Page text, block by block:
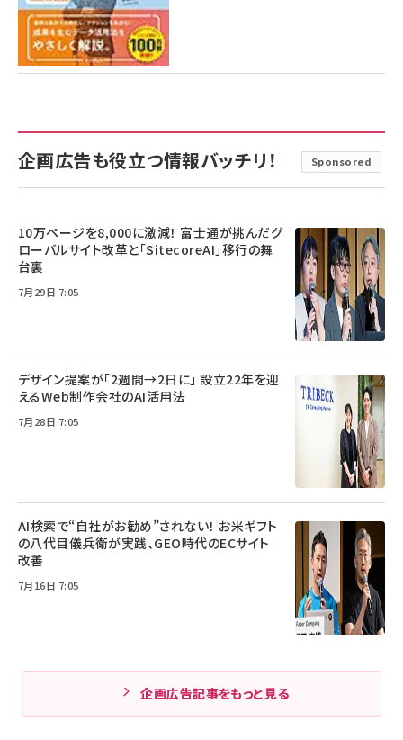
企画広告も役立つ情報バッチリ！ Sponsored
10万ページを8,000に激減！ 富士通が挑んだグ
ローバルサイト改革と「SitecoreAI」移行の舞
台裏
7月29日 7:05
デザイン提案が「2週間→2日に」 設立22年を迎
えるWeb制作会社のAI活用法
7月28日 7:05
AI検索で“自社がお勧め”されない！ お米ギフト
の八代目儀兵衛が実践、GEO時代のECサイト
改善
7月16日 7:05
企画広告記事をもっと見る